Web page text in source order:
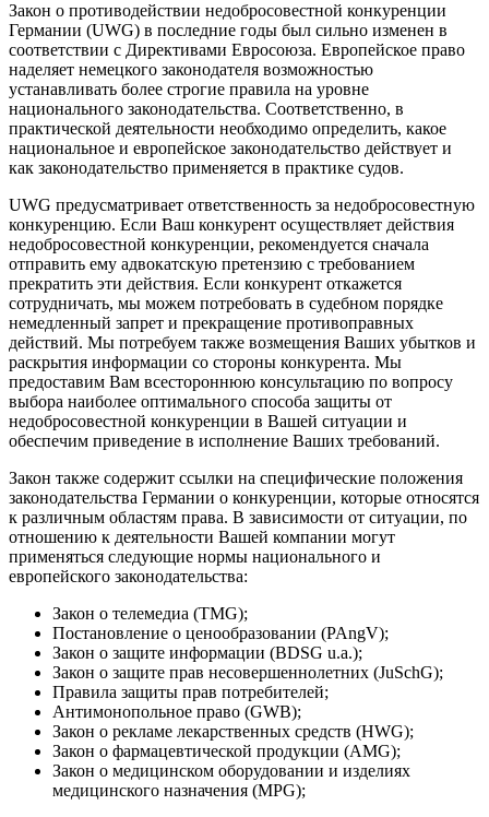
Закон о противодействии недобросовестной конкуренции
Германии (UWG) в последние годы был сильно изменен в
соответствии с Директивами Евросоюза. Европейское право
наделяет немецкого законодателя возможностью
устанавливать более строгие правила на уровне
национального законодательства. Соответственно, в
практической деятельности необходимо определить, какое
национальное и европейское законодательство действует и
как законодательство применяется в практике судов.
UWG предусматривает ответственность за недобросовестную
конкуренцию. Если Ваш конкурент осуществляет действия
недобросовестной конкуренции, рекомендуется сначала
отправить ему адвокатскую претензию с требованием
прекратить эти действия. Если конкурент откажется
сотрудничать, мы можем потребовать в судебном порядке
немедленный запрет и прекращение противоправных
действий. Мы потребуем также возмещения Ваших убытков и
раскрытия информации со стороны конкурента. Мы
предоставим Вам всестороннюю консультацию по вопросу
выбора наиболее оптимального способа защиты от
недобросовестной конкуренции в Вашей ситуации и
обеспечим приведение в исполнение Ваших требований.
Закон также содержит ссылки на специфические положения
законодательства Германии о конкуренции, которые относятся
к различным областям права. В зависимости от ситуации, по
отношению к деятельности Вашей компании могут
применяться следующие нормы национального и
европейского законодательства:
Закон о телемедиа (TMG);
Постановление о ценообразовании (PAngV);
Закон о защите информации (BDSG u.a.);
Закон о защите прав несовершеннолетних (JuSchG);
Правила защиты прав потребителей;
Антимонопольное право (GWB);
Закон о рекламе лекарственных средств (HWG);
Закон о фармацевтической продукции (AMG);
Закон о медицинском оборудовании и изделиях
медицинского назначения (MPG);